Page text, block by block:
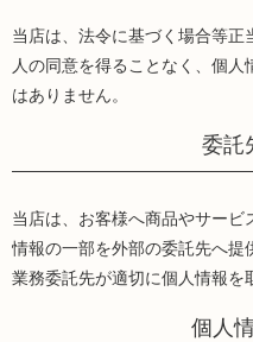
当店は、法令に基づく場合等正
人の同意を得ることなく、個人
はありません。
委託
当店は、お客様へ商品やサービ
情報の一部を外部の委託先へ提
業務委託先が適切に個人情報を
個人